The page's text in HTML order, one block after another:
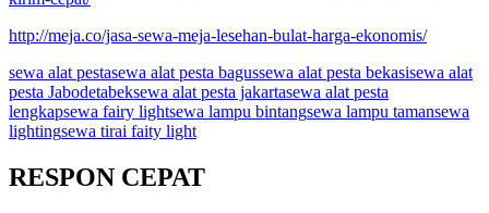
http://meja.co/jasa-sewa-meja-lesehan-bulat-harga-ekonomis/
sewa alat pestasewa alat pesta bagussewa alat pesta bekasisewa alat
pesta Jabodetabeksewa alat pesta jakartasewa alat pesta
lengkapsewa fairy lightsewa lampu bintangsewa lampu tamansewa
lightingsewa tirai faity light
RESPON CEPAT